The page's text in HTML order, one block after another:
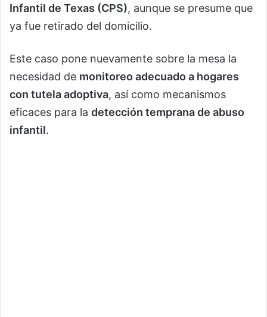
Infantil de Texas (CPS), aunque se presume que
ya fue retirado del domicilio.
Este caso pone nuevamente sobre la mesa la
necesidad de monitoreo adecuado a hogares
con tutela adoptiva, así como mecanismos
eficaces para la detección temprana de abuso
infantil.